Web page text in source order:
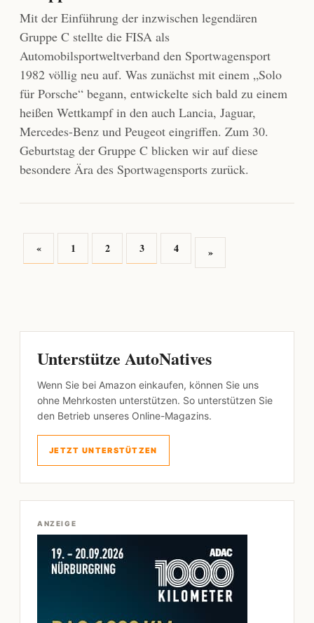
Mit der Einführung der inzwischen legendären
Gruppe C stellte die FISA als
Automobilsportweltverband den Sportwagensport
1982 völlig neu auf. Was zunächst mit einem „Solo
für Porsche“ begann, entwickelte sich bald zu einem
heißen Wettkampf in den auch Lancia, Jaguar,
Mercedes-Benz und Peugeot eingriffen. Zum 30.
Geburtstag der Gruppe C blicken wir auf diese
besondere Ära des Sportwagensports zurück.
« 1 2 3 4 »
Unterstütze AutoNatives
Wenn Sie bei Amazon einkaufen, können Sie uns
ohne Mehrkosten unterstützen. So unterstützen Sie
den Betrieb unseres Online-Magazins.
JETZT UNTERSTÜTZEN
ANZEIGE